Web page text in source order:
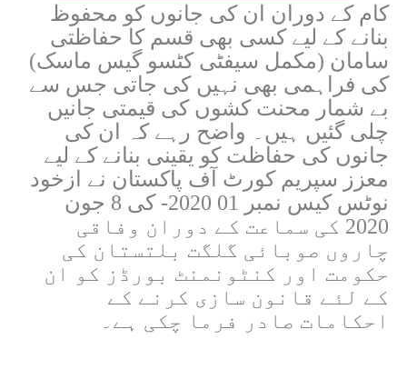
کام کے دوران ان کی جانوں کو محفوظ
بنانے کے لیے کسی بھی قسم کا حفاظتی
سامان (مکمل سیفٹی کٹسو گیس ماسک)
کی فراہمی بھی نہیں کی جاتی جس سے
بے شمار محنت کشوں کی قیمتی جانیں
چلی گئیں ہیں۔ واضح رہے کہ ان کی
جانوں کی حفاظت کو یقینی بنانے کے لیے
معزز سپریم کورٹ آف پاکستان نے ازخود
نوٹس کیس نمبر 01 2020- کی 8 جون
2020 کی سماعت کے دوران وفاقی
چاروں صوبائی گلگت بلتستان کی
حکومت اور کنٹونمنٹ بورڈز کو ان
کے لئے قانون سازی کرنے کے
احکامات صادر فرما چکی ہے۔